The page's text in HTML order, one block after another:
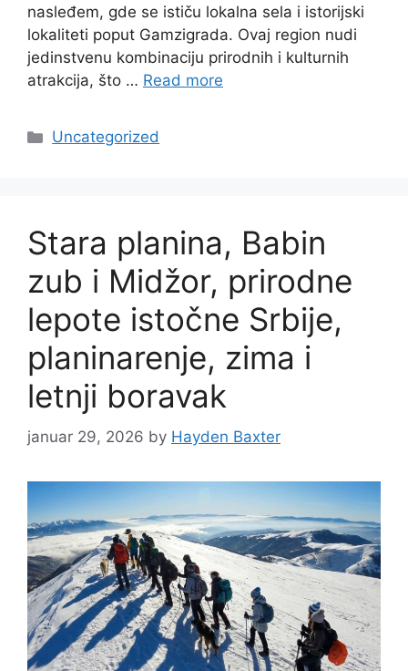
nasleđem, gde se ističu lokalna sela i istorijski
lokaliteti poput Gamzigrada. Ovaj region nudi
jedinstvenu kombinaciju prirodnih i kulturnih
atrakcija, što … Read more
Categories
Uncategorized
Stara planina, Babin
zub i Midžor, prirodne
lepote istočne Srbije,
planinarenje, zima i
letnji boravak
januar 29, 2026 by Hayden Baxter